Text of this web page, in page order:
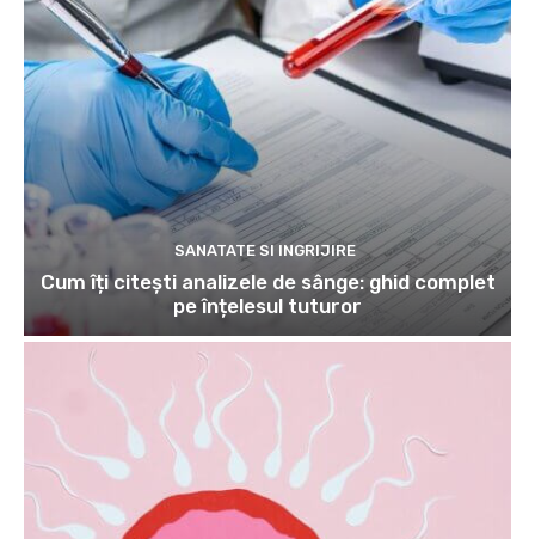
SANATATE SI INGRIJIRE
Cum îți citești analizele de sânge: ghid complet
pe înțelesul tuturor